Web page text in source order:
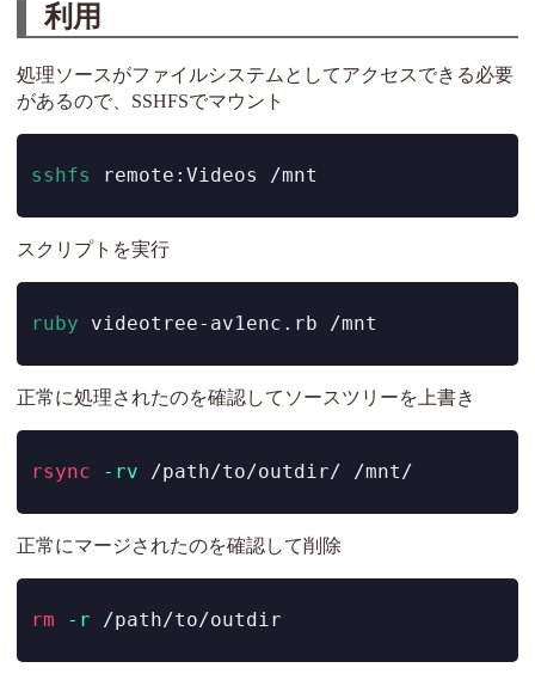
利用
処理ソースがファイルシステムとしてアクセスできる必要
があるので、SSHFSでマウント
sshfs remote:Videos /mnt
スクリプトを実行
ruby videotree-av1enc.rb /mnt
正常に処理されたのを確認してソースツリーを上書き
rsync -rv /path/to/outdir/ /mnt/
正常にマージされたのを確認して削除
rm -r /path/to/outdir